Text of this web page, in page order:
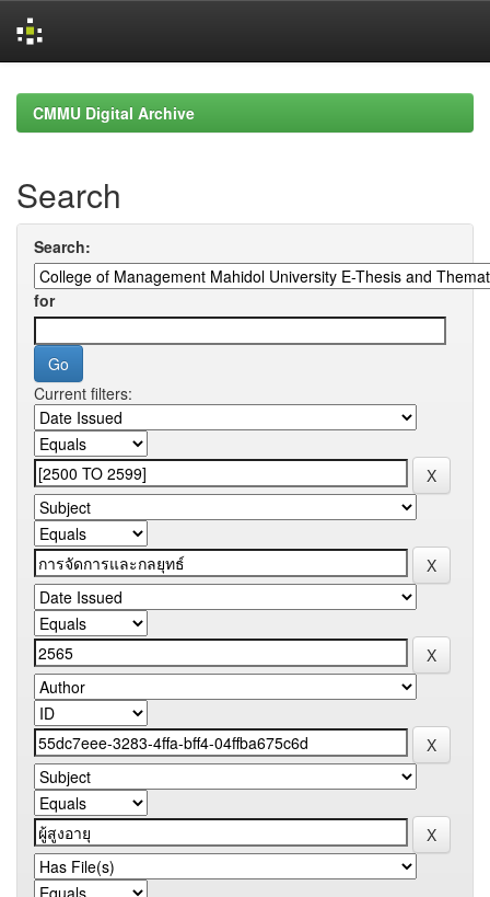
navigationCMMU Digital Archive
Search
Search:
for
Current filters: